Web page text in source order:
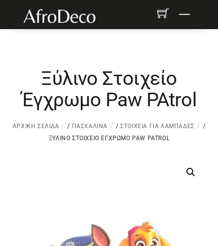
content
Menu
Ξύλινο Στοιχείο
Έγχρωμο Paw PAtrol
ΑΡΧΙΚΉ ΣΕΛΊΔΑ / ΠΑΣΧΑΛΙΝΆ /ΣΤΟΙΧΕΊΑ ΓΙΑ ΛΑΜΠΆΔΕΣ
/
ΞΎΛΙΝΟ ΣΤΟΙΧΕΊΟ ΈΓΧΡΩΜΟ PAW PATROL